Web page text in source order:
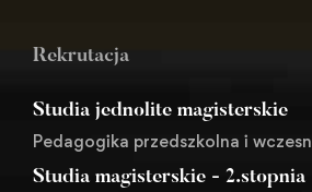
Rekrutacja
Studia jednolite magisterskie
Pedagogika przedszkolna i
Studia magisterskie - 2.stopnia